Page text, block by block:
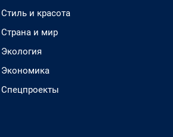
Стиль и красота
Страна и мир
Экология
Экономика
Спецпроекты